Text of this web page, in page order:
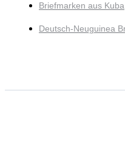
Briefmarken aus Kuba
Deutsch-Neuguinea